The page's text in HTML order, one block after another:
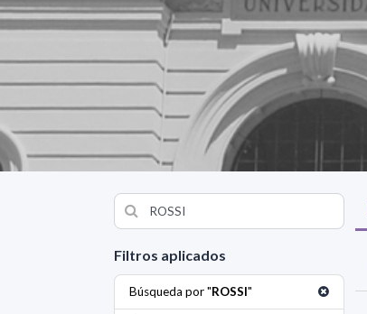
Filtros aplicados
Búsqueda por "ROSSI"